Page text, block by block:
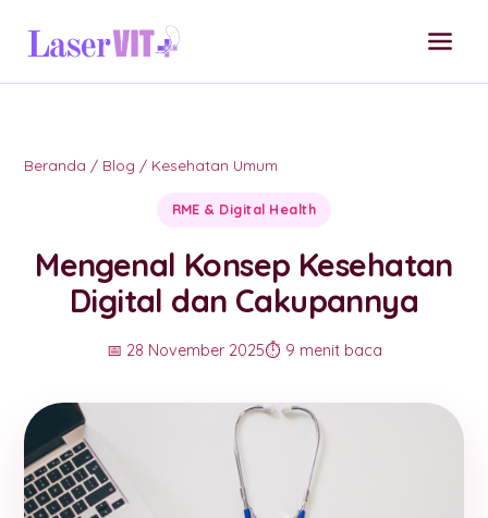
Beranda / Blog / Kesehatan Umum
RME & Digital Health
Mengenal Konsep Kesehatan
Digital dan Cakupannya
📅 28 November 2025⏱️ 9 menit baca